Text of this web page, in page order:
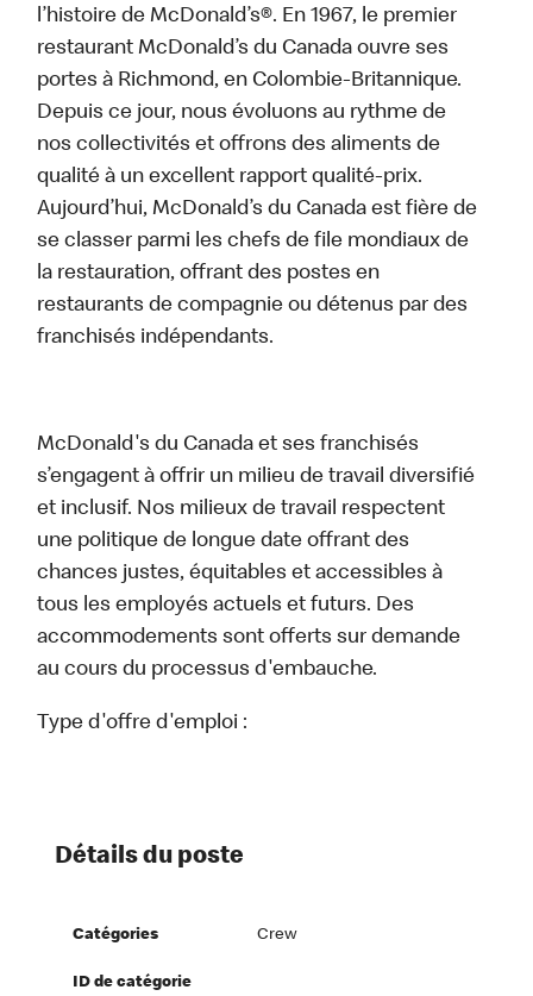
l’histoire de McDonald’s®. En 1967, le premier
restaurant McDonald’s du Canada ouvre ses
portes à Richmond, en Colombie-Britannique.
Depuis ce jour, nous évoluons au rythme de
nos collectivités et offrons des aliments de
qualité à un excellent rapport qualité-prix.
Aujourd’hui, McDonald’s du Canada est fière de
se classer parmi les chefs de file mondiaux de
la restauration, offrant des postes en
restaurants de compagnie ou détenus par des
franchisés indépendants.
McDonald's du Canada et ses franchisés
s’engagent à offrir un milieu de travail diversifié
et inclusif. Nos milieux de travail respectent
une politique de longue date offrant des
chances justes, équitables et accessibles à
tous les employés actuels et futurs. Des
accommodements sont offerts sur demande
au cours du processus d'embauche.
Type d'offre d'emploi :
Détails du poste
Catégories Crew
ID de catégorie